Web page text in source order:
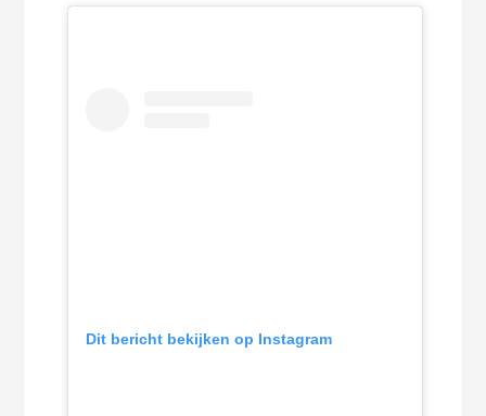
Dit bericht bekijken op Instagram